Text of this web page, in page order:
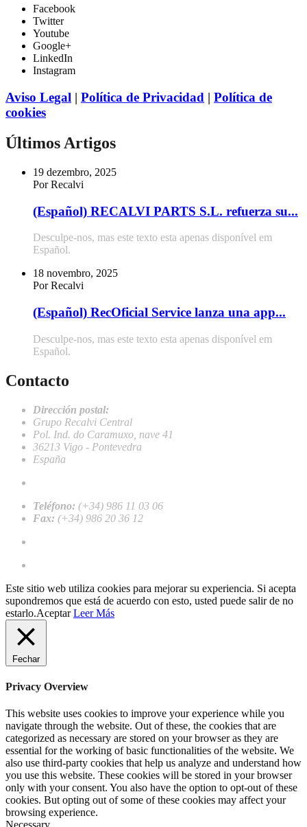
Facebook
Twitter
Youtube
Google+
LinkedIn
Instagram
Aviso Legal | Política de Privacidad | Política de
cookies
Últimos Artigos
19 dezembro, 2025
Por Recalvi
(Español) RECALVI PARTS S.L. refuerza su...
Desculpe-nos, mas este texto esta apenas disponível em
Español.
18 novembro, 2025
Por Recalvi
(Español) RecOficial Service lanza una app...
Desculpe-nos, mas este texto esta apenas disponível em
Español.
Contacto
Dirección postal:
Grupo Recalvi Central
Pol. Ind. do Caramuxo, nave 41
36213 Vigo - Pontevedra
España
Teléfono: (+34) 986 11 03 06
Fax: (+34) 986 20 36 12
Este sitio web utiliza cookies para mejorar su experiencia. Si acepta
supondremos que está de acuerdo con esto, usted puede salir de no
estarlo.Aceptar Leer Más
Fechar
Privacy Overview
This website uses cookies to improve your experience while you
navigate through the website. Out of these, the cookies that are
categorized as necessary are stored on your browser as they are
essential for the working of basic functionalities of the website. We
also use third-party cookies that help us analyze and understand how
you use this website. These cookies will be stored in your browser
only with your consent. You also have the option to opt-out of these
cookies. But opting out of some of these cookies may affect your
browsing experience.